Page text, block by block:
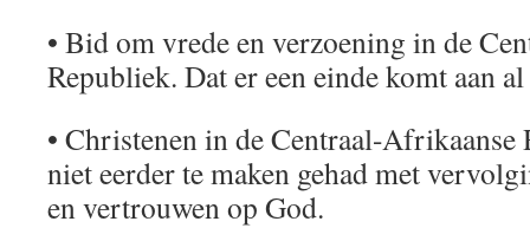
• Bid om vrede en verzoening in de
Republiek. Dat er een einde komt aan
• Christenen in de Centraal-Afrikaanse
niet eerder te maken gehad met
en vertrouwen op God.